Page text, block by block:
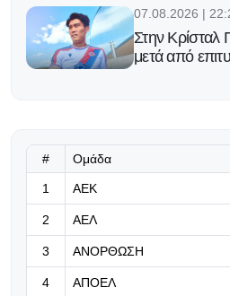
07.08.2026 |
Στην Κρίσταλ
μετά από
Η
μεταγραφικό
07.08.2026 |
«Η
# Ομάδα
1 ΑΕΚ
2 ΑΕΛ
3 ΑΝΟΡΘΩΣΗ
4 ΑΠΟΕΛ